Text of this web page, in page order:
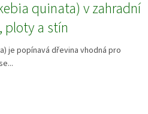
quinata) v zahradní
ploty a stín
je popínavá dřevina vhodná pro